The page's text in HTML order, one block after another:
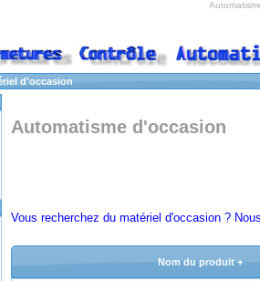
d'occasion
Automatisme d'occasion
Vous recherchez du matériel d'occasion ?
Nom du produit +